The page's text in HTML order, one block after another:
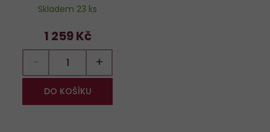
Skladem 23 ks
1 259 Kč
− +
DO KOŠÍKU